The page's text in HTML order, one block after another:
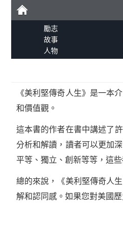
勵
勵志
故事
人物
《美利堅傳奇人生》是一本
和價值觀。
這本書的作者在書中講述了
分析和解讀，讀者可以更加
平等、獨立、創新等等，這
總的來說，《美利堅傳奇人
解和認同感。如果您對美國